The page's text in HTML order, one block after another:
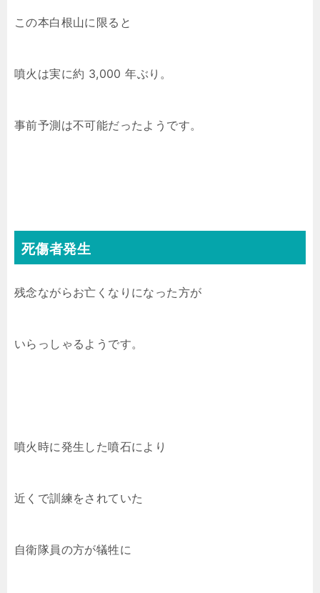
この本白根山に限ると
噴火は実に約 3,000 年ぶり。
事前予測は不可能だったようです。
死傷者発生
残念ながらお亡くなりになった方が
いらっしゃるようです。
噴火時に発生した噴石により
近くで訓練をされていた
自衛隊員の方が犠牲に